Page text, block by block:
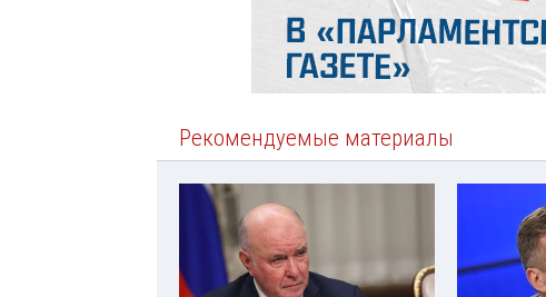
Рекомендуемые материалы